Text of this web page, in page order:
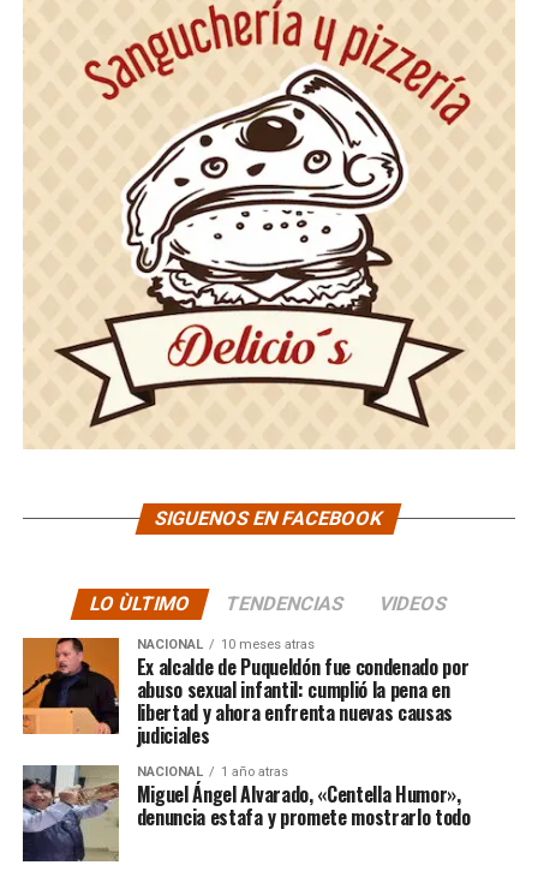
SIGUENOS EN FACEBOOK
LO ÙLTIMO TENDENCIAS VIDEOS
NACIONAL 10 meses atras
Ex alcalde de Puqueldón fue condenado por
abuso sexual infantil: cumplió la pena en
libertad y ahora enfrenta nuevas causas
judiciales
NACIONAL 1 año atras
Miguel Ángel Alvarado, «Centella Humor»,
denuncia estafa y promete mostrarlo todo